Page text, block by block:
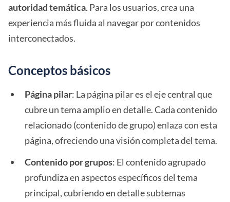
autoridad temática. Para los usuarios, crea una
experiencia más fluida al navegar por contenidos
interconectados.
Conceptos básicos
Página pilar: La página pilar es el eje central que
cubre un tema amplio en detalle. Cada contenido
relacionado (contenido de grupo) enlaza con esta
página, ofreciendo una visión completa del tema.
Contenido por grupos: El contenido agrupado
profundiza en aspectos específicos del tema
principal, cubriendo en detalle subtemas